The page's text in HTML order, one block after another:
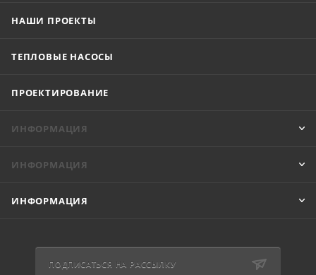
НАШИ ПРОЕКТЫ
ТЕПЛОВЫЕ НАСОСЫ
ПРОЕКТИРОВАНИЕ
ИНФОРМАЦИЯ
ИНФОРМАЦИЯ
ИНФОРМАЦИЯ
ПОДПИСАТЬСЯ НА РАССЫЛКУ